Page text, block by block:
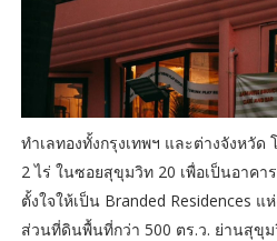
ทำเลทองทั้งกรุงเทพฯ และต่างจังหวั
2 ไร่ ในซอยสุขุมวิท 20 เพื่อเป็นอาค
ตั้งใจให้เป็น Branded Residences แ
ส่วนที่ดินพื้นที่กว่า 500 ตร.ว. ย่านสุขุ